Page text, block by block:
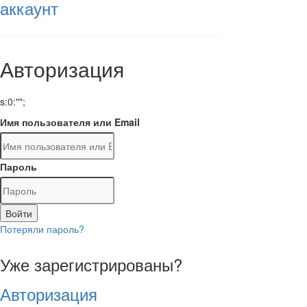
аккаунт
Авторизация
s:0:"";
Имя пользователя или Email
Пароль
Войти
Потеряли пароль?
Уже зарегистрированы?
Авторизация